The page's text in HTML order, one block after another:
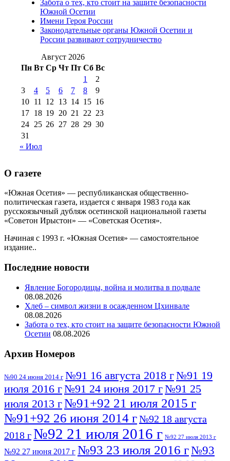
№98 8 августа 2013 г
августа 2012 г(14) №98+99 11 июля
2017 г(9)
№99 4 августа
2016 г(12) №99 8 июля 2014 г
августа 2012 г(11)
августа 2013 г
(12)
Забота о тех, кто стоит на защите безопасности
Южной Осетии
Имени Героя России
Законодательные органы Южной Осетии и
России развивают сотрудничество
Август 2026
Пн Вт Ср Чт Пт Сб Вс
1
2
3
4 5 6 7 8
9
10 11 12 13 14 15 16
17 18 19 20 21 22 23
24 25 26 27 28 29 30
31
« Июл
О газете
«Южная Осетия» — республиканская общественно-
политическая газета, издается с января 1983 года как
русскоязычный дубляж осетинской национальной газеты
«Советон Ирыстон» — «Советская Осетия».
Начиная с 1993 г. «Южная Осетия» — самостоятельное
издание..
Последние новости
Явление Богородицы, война и молитва в подвале
08.08.2026
Хлеб – символ жизни в осажденном Цхинвале
08.08.2026
Забота о тех, кто стоит на защите безопасности Южной
Осетии 08.08.2026
Архив Номеров
№90 24 июня 2014 г №91 16 августа 2018 г№91 19
июля 2016 г№91 24 июня 2017 г№91 25
июля 2013 г№91+92 21 июля 2015 г
№91+92 26 июня 2014 г№92 18 августа
2018 г№92 21 июля 2016 г №92 27 июля 2013 г
№92 27 июня 2017 г №93 23 июля 2016 г№93